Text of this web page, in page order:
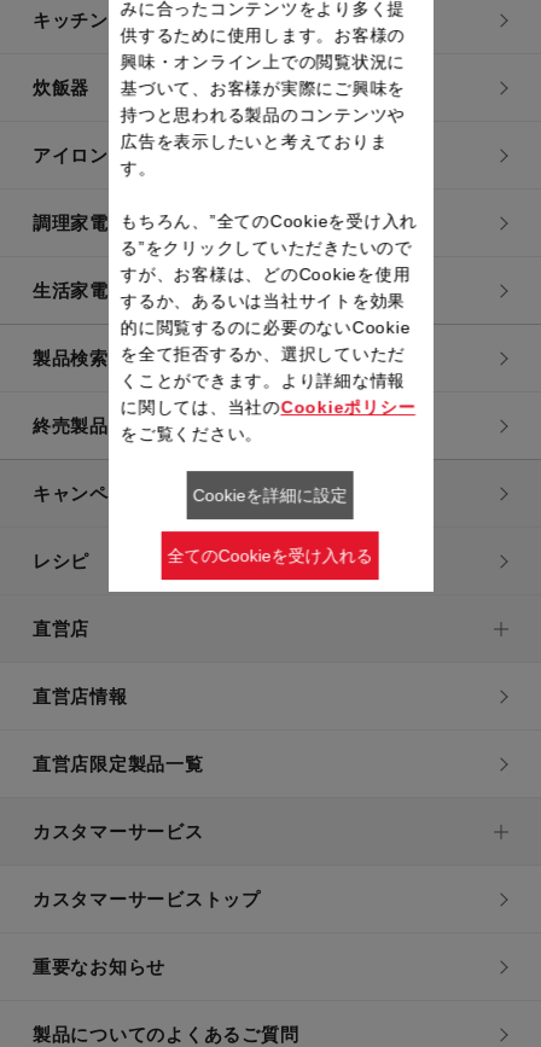
キッチン用品
炊飯器
アイロン・衣類スチーマー
調理家電
生活家電
製品検索一覧
終売製品一覧
キャンペーン・特集
レシピ
直営店
直営店情報
直営店限定製品一覧
カスタマーサービス
カスタマーサービストップ
重要なお知らせ
製品についてのよくあるご質問
みに合ったコンテンツをより多く提
供するために使用します。お客様の
興味・オンライン上での閲覧状況に
基づいて、お客様が実際にご興味を
持つと思われる製品のコンテンツや
広告を表示したいと考えておりま
す。
もちろん、”全てのCookieを受け入れ
る”をクリックしていただきたいので
すが、お客様は、どのCookieを使用
するか、あるいは当社サイトを効果
的に閲覧するのに必要のないCookie
を全て拒否するか、選択していただ
くことができます。より詳細な情報
に関しては、当社のCookieポリシー
をご覧ください。
Cookieを詳細に設定
全てのCookieを受け入れる